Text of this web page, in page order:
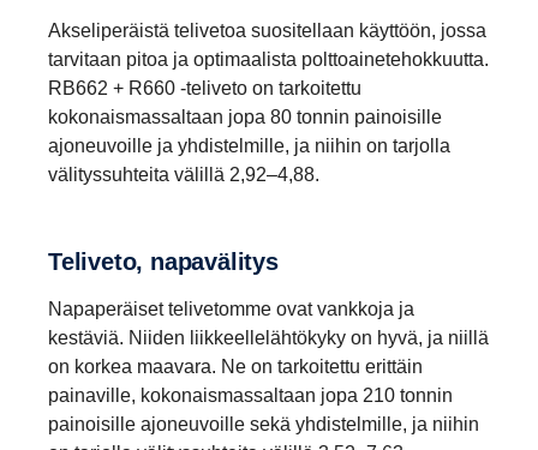
Akseliperäistä telivetoa suositellaan käyttöön, jossa
tarvitaan pitoa ja optimaalista polttoainetehokkuutta.
RB662 + R660 ‑teliveto on tarkoitettu
kokonaismassaltaan jopa 80 tonnin painoisille
ajoneuvoille ja yhdistelmille, ja niihin on tarjolla
välityssuhteita välillä 2,92–4,88.
Teliveto, napavä­litys
Napaperäiset telivetomme ovat vankkoja ja
kestäviä. Niiden liikkeellelähtökyky on hyvä, ja niillä
on korkea maavara. Ne on tarkoitettu erittäin
painaville, kokonaismassaltaan jopa 210 tonnin
painoisille ajoneuvoille sekä yhdistelmille, ja niihin